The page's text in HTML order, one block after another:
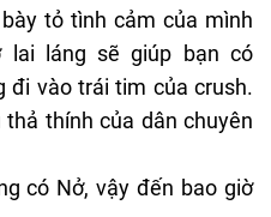
tỏ tình cảm của mình
lai láng sẽ giúp bạn có
đi vào trái tim của crush.
thính của dân chuyên
có Nở, vậy đến bao giờ